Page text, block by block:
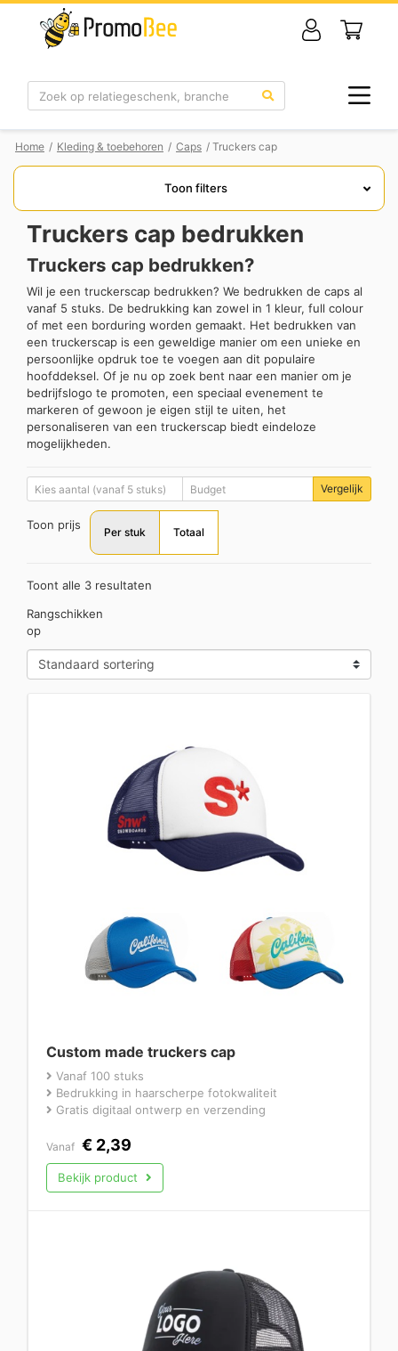
Zoek
Home / Kleding & toebehoren / Caps / Truckers cap
Toon filters
Truckers cap bedrukken
Truckers cap bedrukken?
Wil je een truckerscap bedrukken? We bedrukken de caps al
vanaf 5 stuks. De bedrukking kan zowel in 1 kleur, full colour
of met een borduring worden gemaakt. Het bedrukken van
een truckerscap is een geweldige manier om een unieke en
persoonlijke opdruk toe te voegen aan dit populaire
hoofddeksel. Of je nu op zoek bent naar een manier om je
bedrijfslogo te promoten, een speciaal evenement te
markeren of gewoon je eigen stijl te uiten, het
personaliseren van een truckerscap biedt eindeloze
mogelijkheden.
Vergelijk
Toon prijs
Per stuk Totaal
Toont alle 3 resultaten
Rangschikken
op
Custom made truckers cap
Vanaf 100 stuks
Bedrukking in haarscherpe fotokwaliteit
Gratis digitaal ontwerp en verzending
Vanaf € 2,39
Bekijk product